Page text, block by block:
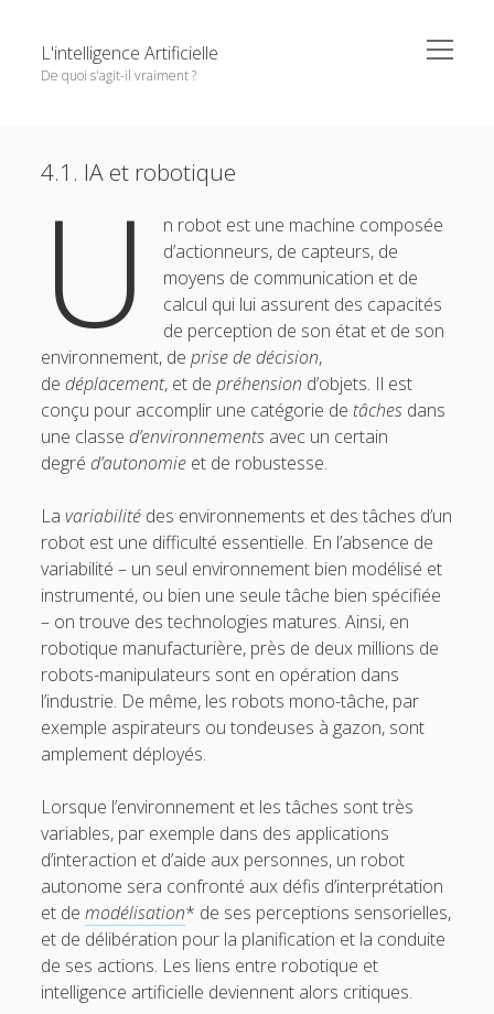
L'intelligence Artificielle
De quoi s'agit-il vraiment ?
o
p
1. L’IA : ambitions et histoire
p
e
n
m
e
n
u
n
u
4. Interfaces entre IA et d’autres disciplines o
p
e
n
m
4.1. IA et robotique
4.2. IA et interaction personne-machine
4.3. L’IA dans les autres sciences de l’information
4.4. IA et mathématiques
4.6. IA et neurosciences
4.7. IA et psychologie
4.8. IA et sciences humaines et sociales
o
p
e
n
m
e
n
Pour conclure
Glossaire
Quelques références
t
w
i
t
e
m
a
i
d
Except where otherwise noted,
De quoi s'agit-il vraiment ?
Creative Commons Attribution-NonCommercial-
NoDerivatives 4.0 International
License.
4.1. IA et robotique
U
n robot est une machine composée
d’actionneurs, de capteurs, de
moyens de communication et de
calcul qui lui assurent des capacités
de perception de son état et de son
environnement, deprise de décision,
dedéplacement, et depréhension d’objets. Il est
conçu pour accomplir une catégorie de tâches dans
une classed’environnements avec un certain
degréd’autonomie et de robustesse.
Lavariabilité des environnements et des tâches d’un
robot est une difficulté essentielle. En l’absence de
variabilité – un seul environnement bien modélisé et
instrumenté, ou bien une seule tâche bien spécifiée
– on trouve des technologies matures. Ainsi, en
robotique manufacturière, près de deux millions de
robots-manipulateurs sont en opération dans
l’industrie. De même, les robots mono-tâche, par
exemple aspirateurs ou tondeuses à gazon, sont
amplement déployés.
Lorsque l’environnement et les tâches sont très
variables, par exemple dans des applications
d’interaction et d’aide aux personnes, un robot
autonome sera confronté aux défis d’interprétation
et demodélisation* de ses perceptions sensorielles,
et de délibération pour la planification et la conduite
de ses actions. Les liens entre robotique et
intelligence artificielle deviennent alors critiques.